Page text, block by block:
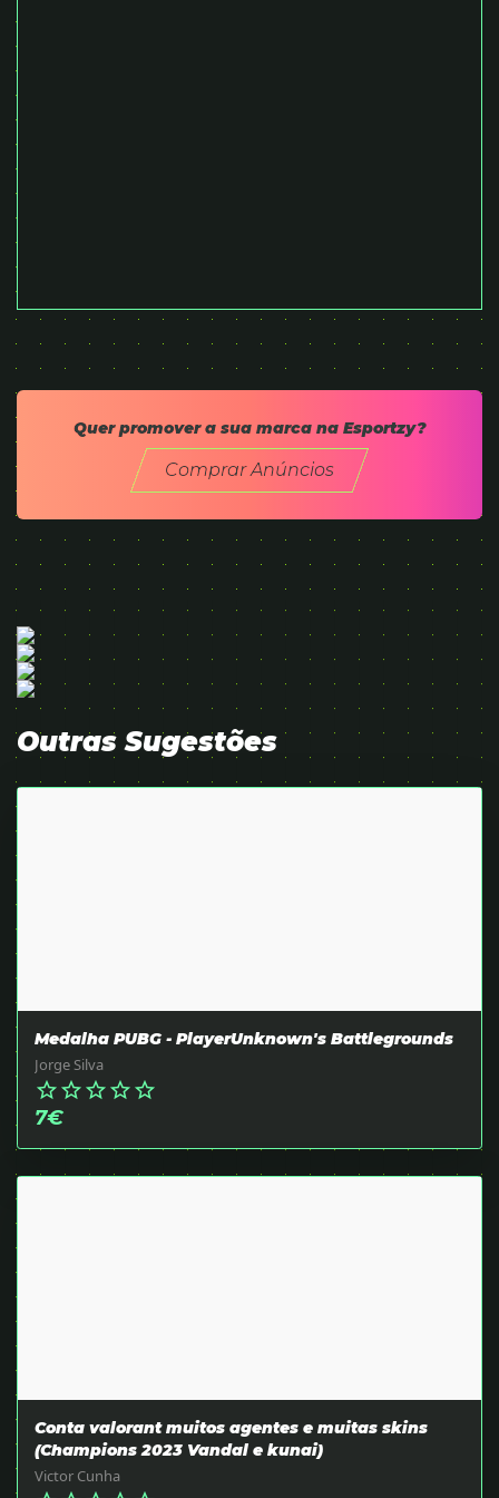
Quer promover a sua marca na Esportzy?
Comprar Anúncios
Outras Sugestões
Medalha PUBG - PlayerUnknown's Battlegrounds
Jorge Silva
star_borderstar_borderstar_borderstar_borderstar_border
7€
Conta valorant muitos agentes e muitas skins
(Champions 2023 Vandal e kunai)
Victor Cunha